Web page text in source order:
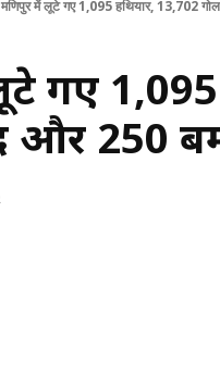
मणिपुर में लूटे गए 1,095 हथियार, 13,702
गए
और 250